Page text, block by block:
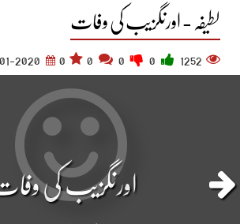
لطیفہ - اورنگزیب کی وفات
1252
0
2020
اورنگزیب کی